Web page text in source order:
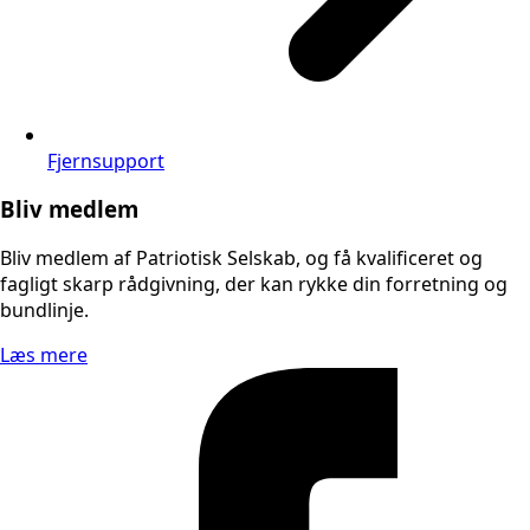
Fjernsupport
Bliv medlem
Bliv medlem af Patriotisk Selskab, og få kvalificeret og
fagligt skarp rådgivning, der kan rykke din forretning og
bundlinje.
Læs mere